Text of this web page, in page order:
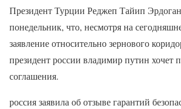
Президент Турции Реджеп Тайип Эрдоган
понедельник, что, несмотря на
заявление относительно зернового
президент россии владимир путин хочет
соглашения.
россия заявила об отзыве гарантий